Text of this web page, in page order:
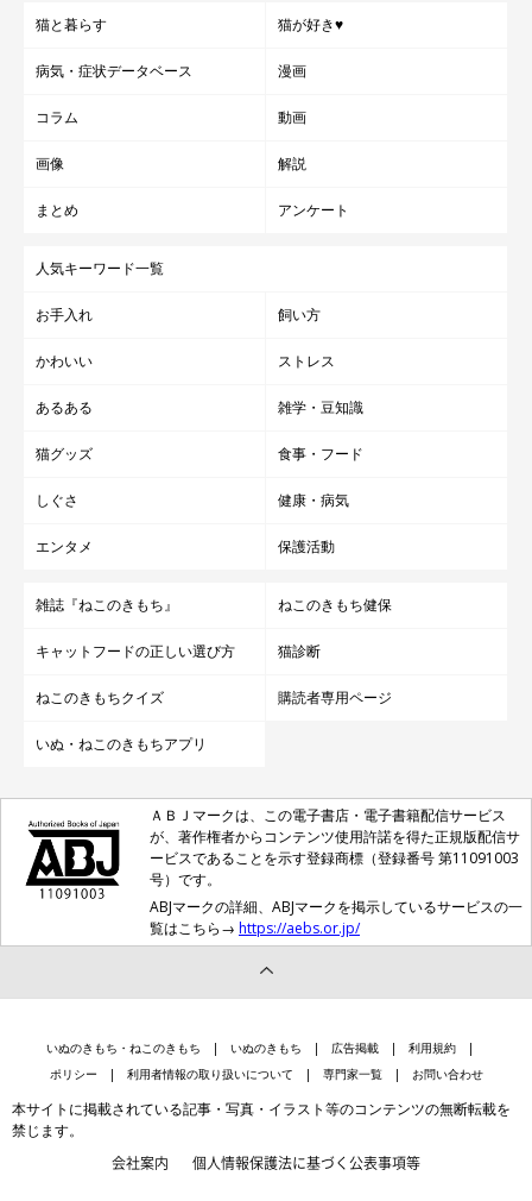
猫と暮らす 猫が好き♥
病気・症状データベース 漫画
コラム 動画
画像 解説
まとめ アンケート
人気キーワード一覧
お手入れ 飼い方
かわいい ストレス
あるある 雑学・豆知識
猫グッズ 食事・フード
しぐさ 健康・病気
エンタメ 保護活動
雑誌『ねこのきもち』 ねこのきもち健保
キャットフードの正しい選び方 猫診断
ねこのきもちクイズ 購読者専用ページ
いぬ・ねこのきもちアプリ
ＡＢＪマークは、この電子書店・電子書籍配信サービス
が、著作権者からコンテンツ使用許諾を得た正規版配信サ
ービスであることを示す登録商標（登録番号 第11091003
号）です。
ABJマークの詳細、ABJマークを掲示しているサービスの一
覧はこちら→ https://aebs.or.jp/
いぬのきもち・ねこのきもち いぬのきもち 広告掲載
利用規約
ポリシー
利用者情報の取り扱いについて 専門家一覧 お問い合わせ
本サイトに掲載されている記事・写真・イラスト等のコンテンツの無断転載を
禁じます。
会社案内 個人情報保護法に基づく公表事項等